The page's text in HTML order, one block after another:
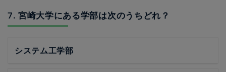
7. 宮崎大学にある学部は次のうちどれ？
システム工学部